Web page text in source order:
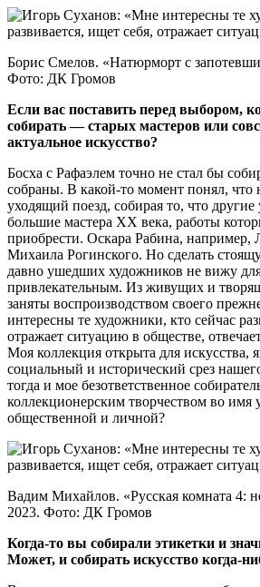
Борис Смелов. «Натюрморт с
Фото: ДК Громов
Если вас поставить перед выбором,
собирать — старых мастеров или
актуальное искусство?
Босха с Рафаэлем точно не стал бы
собраны. В какой-то момент понял, что
уходящий поезд, собирая то, что
большие мастера XX века, работы
приобрести. Оскара Рабина,
Михаила Рогинского. Но сделать
давно ушедших художников не вижу
привлекательным. Из живущих и
заняты воспроизводством своего
интересны те художники, кто сейчас
отражает ситуацию в обществе,
Моя коллекция открыта для искусства,
социальный и исторический срез
тогда и мое безответственное
коллекционерским творчеством во имя
общественной и личной?
Вадим Михайлов. «Русская комната 4:
2023. Фото: ДК Громов
Когда-то вы собирали этикетки и
Может, и собирать искусство когда-